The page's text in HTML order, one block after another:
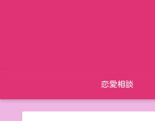
恋愛相談